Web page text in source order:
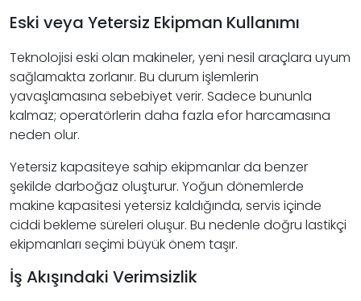
Eski veya Yetersiz Ekipman Kullanımı
Teknolojisi eski olan makineler, yeni nesil araçlara uyum
sağlamakta zorlanır. Bu durum işlemlerin
yavaşlamasına sebebiyet verir. Sadece bununla
kalmaz; operatörlerin daha fazla efor harcamasına
neden olur.
Yetersiz kapasiteye sahip ekipmanlar da benzer
şekilde darboğaz oluşturur. Yoğun dönemlerde
makine kapasitesi yetersiz kaldığında, servis içinde
ciddi bekleme süreleri oluşur. Bu nedenle doğru lastikçi
ekipmanları seçimi büyük önem taşır.
İş Akışındaki Verimsizlik